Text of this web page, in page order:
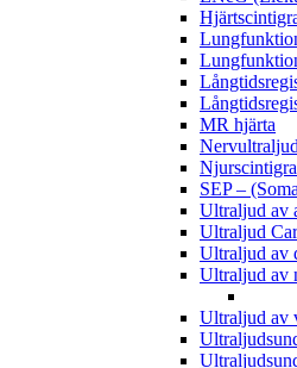
MR hjärta
Nervultraljud
SEP –
Ultraljud av
Ultraljud
Ultraljud av
Ultraljud av
Ultraljud av